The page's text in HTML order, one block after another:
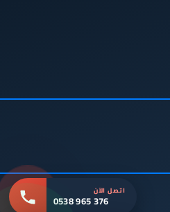
اتصل الآن
0538 965 376